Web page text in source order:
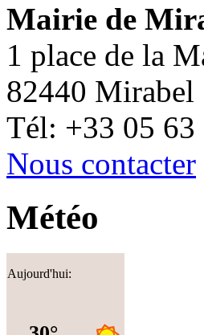
Mairie de
1 place de la
82440 Mirabel
Tél: +33 05 63
Nous contacter
Météo
Aujourd'hui: